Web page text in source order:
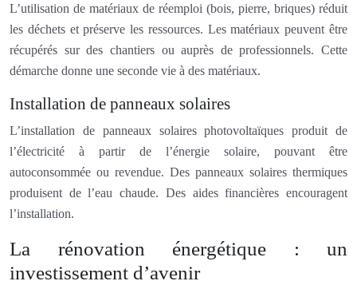
L’utilisation de matériaux de réemploi (bois, pierre, briques) réduit
les déchets et préserve les ressources. Les matériaux peuvent être
récupérés sur des chantiers ou auprès de professionnels. Cette
démarche donne une seconde vie à des matériaux.
Installation de panneaux solaires
L’installation de panneaux solaires photovoltaïques produit de
l’électricité à partir de l’énergie solaire, pouvant être
autoconsommée ou revendue. Des panneaux solaires thermiques
produisent de l’eau chaude. Des aides financières encouragent
l’installation.
La rénovation énergétique : un
investissement d’avenir